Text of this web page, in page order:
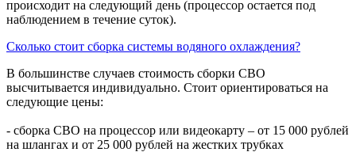
происходит на следующий день (процессор остается под
наблюдением в течение суток).
Сколько стоит сборка системы водяного охлаждения?
В большинстве случаев стоимость сборки СВО
высчитывается индивидуально. Стоит ориентироваться на
следующие цены:
- сборка СВО на процессор или видеокарту – от 15 000 рублей
на шлангах и от 25 000 рублей на жестких трубках